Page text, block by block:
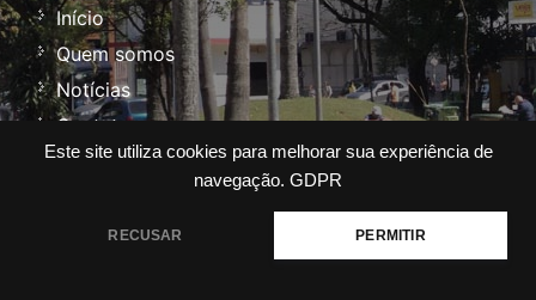
Este site utiliza cookies para melhorar sua experiência de
navegação. GDPR
RECUSAR PERMITIR
Início
Quem somos
Notícias
Contato
Política